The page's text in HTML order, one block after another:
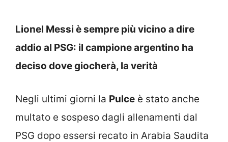
Lionel Messi è sempre più vicino a dire
addio al PSG: il campione argentino ha
deciso dove giocherà, la verità
Negli ultimi giorni la Pulce è stato anche
multato e sospeso dagli allenamenti dal
PSG dopo essersi recato in Arabia Saudita